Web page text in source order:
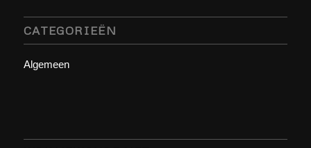
CATEGORIEËN
Algemeen